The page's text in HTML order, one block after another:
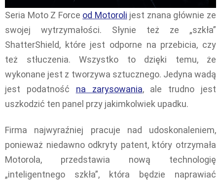
Seria Moto Z Force od Motoroli jest znana głównie ze
swojej wytrzymałości. Słynie też ze „szkła”
ShatterShield, które jest odporne na przebicia, czy
też stłuczenia. Wszystko to dzięki temu, że
wykonane jest z tworzywa sztucznego. Jedyna wadą
jest podatność na zarysowania, ale trudno jest
uszkodzić ten panel przy jakimkolwiek upadku.
Firma najwyraźniej pracuje nad udoskonaleniem,
ponieważ niedawno odkryty patent, który otrzymała
Motorola, przedstawia nową technologię
„inteligentnego szkła”, która będzie naprawiać